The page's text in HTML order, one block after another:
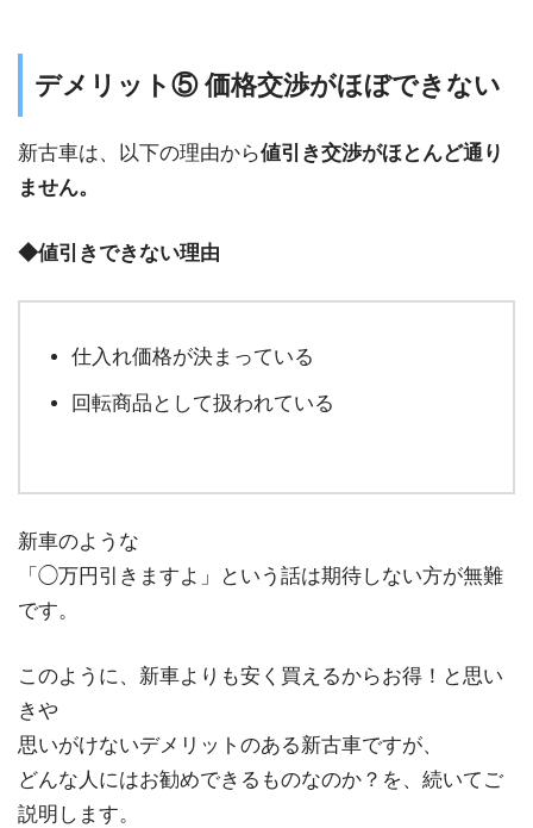
デメリット⑤ 価格交渉がほぼできない
新古車は、以下の理由から値引き交渉がほとんど通り
ません。
◆値引きできない理由
仕入れ価格が決まっている
回転商品として扱われている
新車のような
「◯万円引きますよ」という話は期待しない方が無難
です。
このように、新車よりも安く買えるからお得！と思い
きや
思いがけないデメリットのある新古車ですが、
どんな人にはお勧めできるものなのか？を、続いてご
説明します。